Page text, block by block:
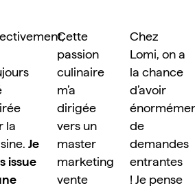
la
Je
issue
Cette
passion
culinaire
m’a
dirigée
vers un
master
marketing
vente
Chez
Lomi, on a
la chance
d’avoir
de
demandes
entrantes
! Je pense